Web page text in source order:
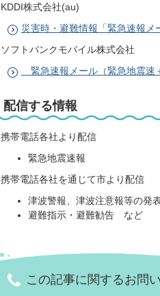
KDDI株式会社(au)
災害時・避難情報「緊急速報メ
ソフトバンクモバイル株式会社
緊急速報メール（緊急地震速
配信する情報
携帯電話各社より配信
緊急地震速報
携帯電話各社を通じて市より配信
津波警報、津波注意報等の発
避難指示・避難勧告 など
この記事に関するお問